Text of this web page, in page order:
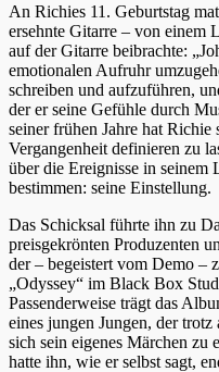
An Richies 11. Geburtstag
ersehnte Gitarre – von einem
auf der Gitarre beibrachte:
emotionalen Aufruhr
schreiben und aufzuführen,
der er seine Gefühle durch
seiner frühen Jahre hat
Vergangenheit definieren zu
über die Ereignisse in seinem
bestimmen: seine Einstellung.
Das Schicksal führte ihn zu
preisgekrönten Produzenten
der – begeistert vom Demo –
„Odyssey“ im Black Box
Passenderweise trägt das
eines jungen Jungen, der
sich sein eigenes Märchen zu
hatte ihn, wie er selbst sagt,